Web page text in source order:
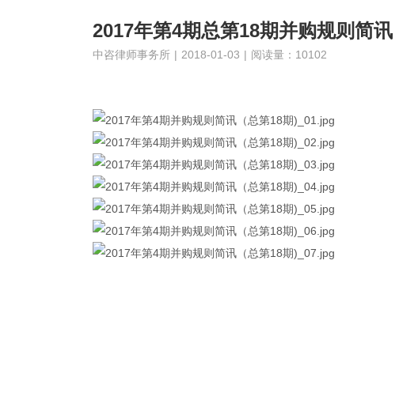
2017年第4期总第18期并购规则简讯
中咨律师事务所 | 2018-01-03 | 阅读量：10102